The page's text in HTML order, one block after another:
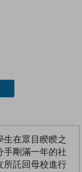
在眾目睽睽之
手剛滿一年的社
所託回母校進行